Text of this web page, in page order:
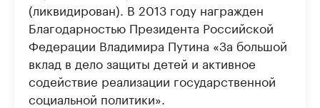
(ликвидирован). В 2013 году награжден
Благодарностью Президента Российской
Федерации Владимира Путина «За большой
вклад в дело защиты детей и активное
содействие реализации государственной
социальной политики».